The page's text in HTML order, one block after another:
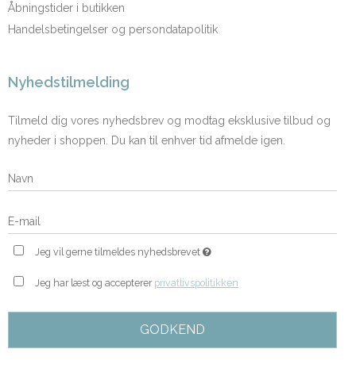
Åbningstider i butikken
Handelsbetingelser og persondatapolitik
Nyhedstilmelding
Tilmeld dig vores nyhedsbrev og modtag eksklusive tilbud og
nyheder i shoppen. Du kan til enhver tid afmelde igen.
Jeg vil gerne tilmeldes nyhedsbrevet
Jeg har læst og accepterer privatlivspolitikken
GODKEND